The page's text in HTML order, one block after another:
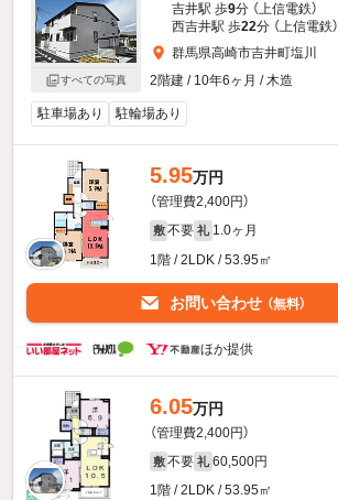
すべての写真
吉井駅 歩9分 （上信電鉄）
西吉井駅 歩22分 （上信電鉄）
群馬県高崎市吉井町塩川
2階建 / 10年6ヶ月 / 木造
駐車場あり 駐輪場あり
5.95万円
（管理費2,400円）
敷 不要 礼 1.0ヶ月
1階 / 2LDK / 53.95㎡
お問い合わせ （無料）
ほか提供
6.05万円
（管理費2,400円）
敷 不要 礼 60,500円
1階 / 2LDK / 53.95㎡